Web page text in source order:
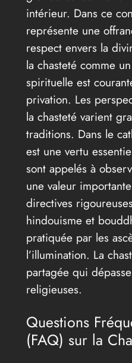
intérieur. Dans ce
représente une
respect envers la
la chasteté comme
spirituelle est
privation. Les
la chasteté varient
traditions. Dans le
est une vertu
sont appelés à
une valeur
directives
hindouisme et
pratiquée par les
l’illumination. La
partagée qui
religieuses.
Questions
(FAQ) sur la